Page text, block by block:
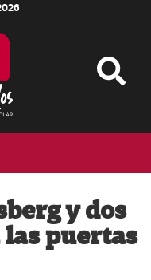
y dos
puertas